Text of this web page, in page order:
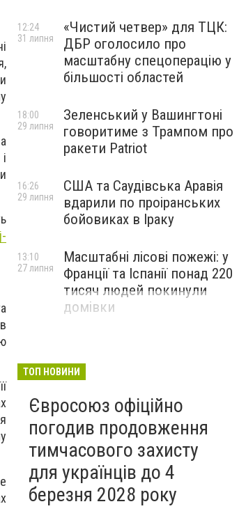
«Чистий четвер» для ТЦК:
ДБР оголосило про
масштабну спецоперацію у
більшості областей
12:24
31 липня
Зеленський у Вашингтоні
говоритиме з Трампом про
ракети Patriot
18:00
29 липня
США та Саудівська Аравія
вдарили по проіранських
бойовиках в Іраку
16:26
29 липня
Масштабні лісові пожежі: у
Франції та Іспанії понад 220
тисяч людей покинули
домівки
13:10
27 липня
ТОП НОВИНИ
Євросоюз офіційно
погодив продовження
тимчасового захисту
для українців до 4
березня 2028 року